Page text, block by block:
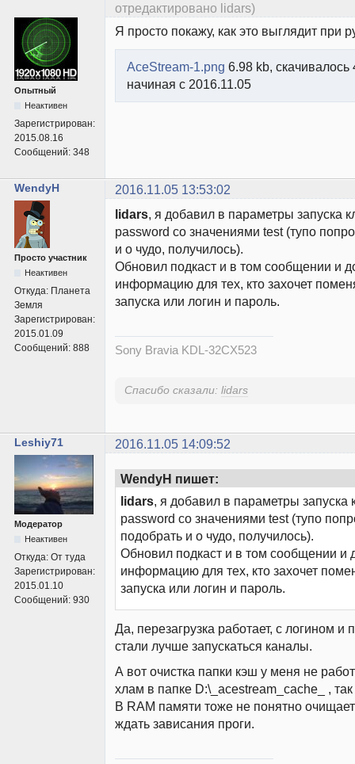
отредактировано lidars)
Опытный
Неактивен
Зарегистрирован:
2015.08.16
Сообщений: 348
Я просто покажу, как это выглядит при
AceStream-1.png 6.98 kb, скачивалось
начиная с 2016.11.05
WendyH 2016.11.05 13:53:02
Просто участник
Неактивен
Откуда: Планета
Земля
Зарегистрирован:
2015.01.09
Сообщений: 888
lidars, я добавил в параметры запуска
password со значениями test (тупо
и о чудо, получилось).
Обновил подкаст и в том сообщении и
информацию для тех, кто захочет
запуска или логин и пароль.
Sony Bravia KDL-32CX523
Спасибо сказали: lidars
Leshiy71 2016.11.05 14:09:52
Модератор
Неактивен
Откуда: От туда
Зарегистрирован:
2015.01.10
Сообщений: 930
WendyH пишет:
lidars, я добавил в параметры запуска
password со значениями test (тупо
подобрать и о чудо, получилось).
Обновил подкаст и в том сообщении и
информацию для тех, кто захочет
запуска или логин и пароль.
Да, перезагрузка работает, с логином и
стали лучше запускаться каналы.
А вот очистка папки кэш у меня не
хлам в папке D:\_acestream_cache_ ,
В RAM памяти тоже не понятно
ждать зависания проги.